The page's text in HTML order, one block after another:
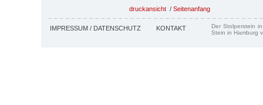
druckansicht / Seitenanfang
IMPRESSUM / DATENSCHUTZ KONTAKT
Der Stolperstein
Stein in Hamburg